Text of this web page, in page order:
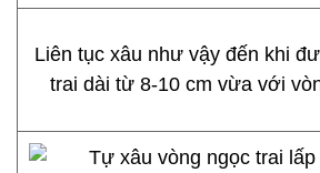
Liên tục xâu như vậy đến khi
trai dài từ 8-10 cm vừa với